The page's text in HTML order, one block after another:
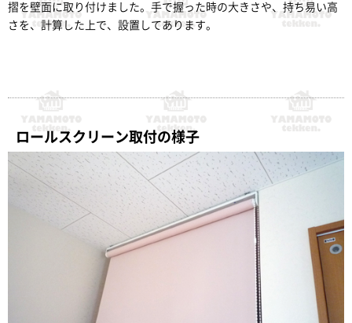
摺を壁面に取り付けました。手で握った時の大きさや、持ち易い高
さを、計算した上で、設置してあります。
ロールスクリーン取付の様子